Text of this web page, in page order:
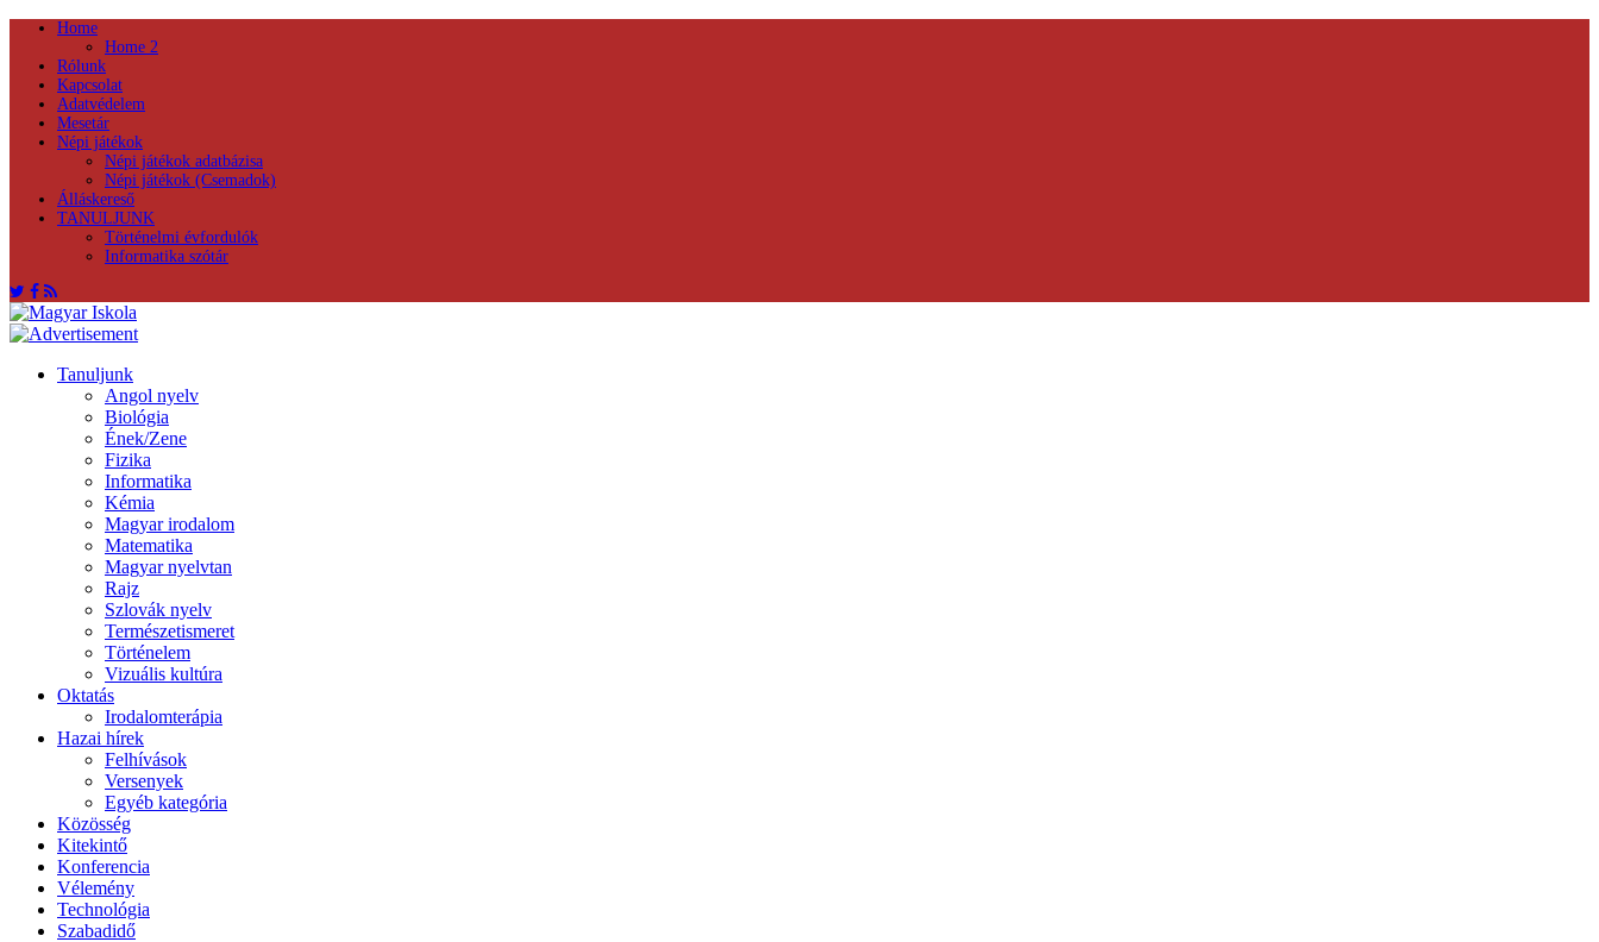
Home
Home 2
Rólunk
Kapcsolat
Adatvédelem
Mesetár
Népi játékok
Népi játékok adatbázisa
Népi játékok (Csemadok)
Álláskereső
TANULJUNK
Történelmi évfordulók
Informatika szótár
Tanuljunk
Angol nyelv
Biológia
Ének/Zene
Fizika
Informatika
Kémia
Magyar irodalom
Matematika
Magyar nyelvtan
Rajz
Szlovák nyelv
Természetismeret
Történelem
Vizuális kultúra
Oktatás
Irodalomterápia
Hazai hírek
Felhívások
Versenyek
Egyéb kategória
Közösség
Kitekintő
Konferencia
Vélemény
Technológia
Szabadidő